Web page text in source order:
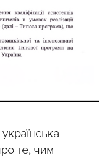
те, чим